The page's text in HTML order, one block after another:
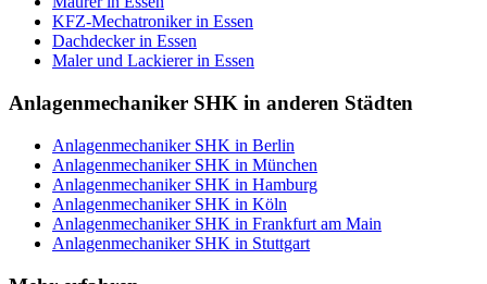
KFZ-Mechatronikerin Essen
Dachdeckerin Essen
Maler und Lackiererin Essen
Anlagenmechaniker SHK in anderen Städten
Anlagenmechaniker SHK in Berlin
Anlagenmechaniker SHK in München
Anlagenmechaniker SHK in Hamburg
Anlagenmechaniker SHK in Köln
Anlagenmechaniker SHK in Frankfurt am Main
Anlagenmechaniker SHK in Stuttgart